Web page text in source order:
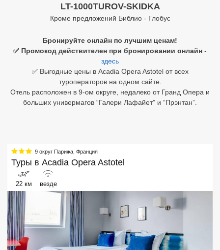
LT-1000TUROV-SKIDKA
Кроме предложений Библио - Глобус
Бронируйте онлайн по лучшим ценам!
✅ Промокод действителен при бронировании онлайн -
здесь
✅ Выгодные цены в Acadia Opera Astotel от всех
туроператоров на одном сайте.
Отель расположен в 9-ом округе, недалеко от Гранд Опера и
больших универмагов “Галери Лафайет” и “Прэнтан”.
9 округ Парижа, Франция
Туры в Acadia Opera Astotel
22 км везде
Египет
Бали
Северный Гоа
Южный Гоа
Занзибар
Абхазия
Большой Сочи